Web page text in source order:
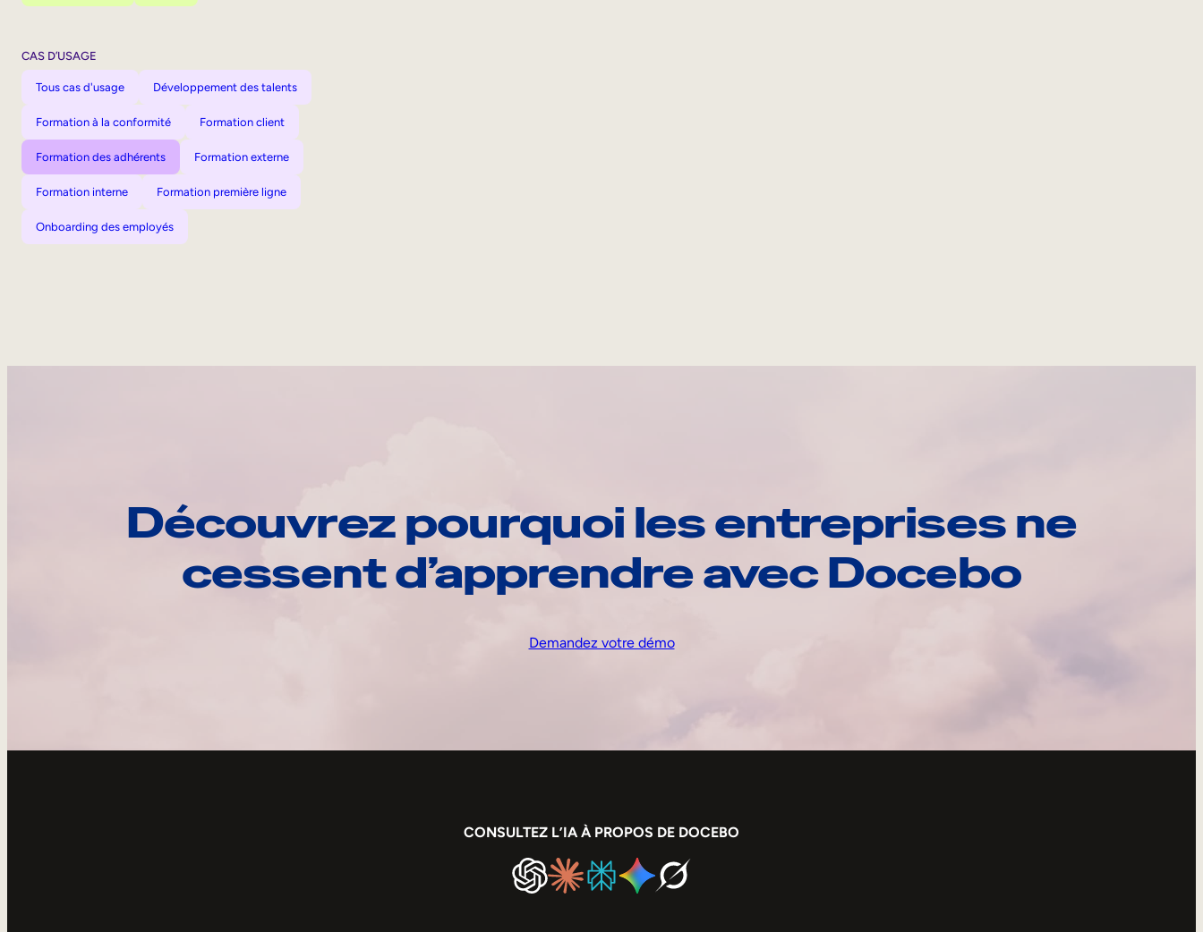
CAS D’USAGE
Tous cas d'usage Développement des talents
Formation à la conformité Formation client
Formation des adhérents Formation externe
Formation interne Formation première ligne
Onboarding des employés
Découvrez pourquoi les entreprises ne
cessent d’apprendre avec Docebo
Demandez votre démo
CONSULTEZ L’IA À PROPOS DE DOCEBO